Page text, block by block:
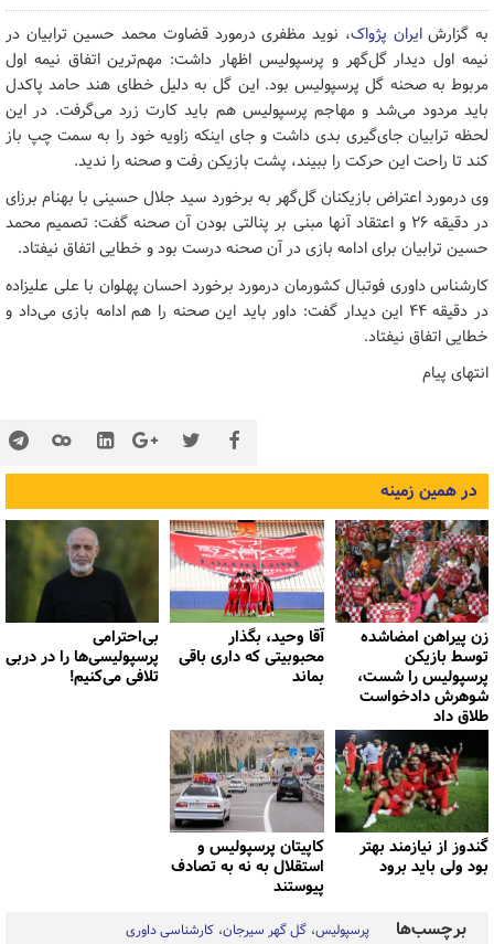
به گزارشایران پژواک، نوید مظفری درمورد قضاوت محمد حسین ترابیان در
نیمه اول دیدار گل‌گهر و پرسپولیس اظهار داشت: مهم‌ترین اتفاق نیمه اول
مربوط به صحنه گل پرسپولیس بود. این گل به دلیل خطای هند حامد پاکدل
باید مردود می‌شد و مهاجم پرسپولیس هم باید کارت زرد می‌گرفت. در این
لحظه ترابیان جای‌گیری بدی داشت و جای اینکه زاویه خود را به سمت چپ باز
کند تا راحت این حرکت را ببیند، پشت بازیکن رفت و صحنه را ندید.
وی درمورد اعتراض بازیکنان گل‌گهر به برخورد سید جلال حسینی با بهنام برزای
در دقیقه 26 و اعتقاد آنها مبنی بر پنالتی بودن آن صحنه گفت: تصمیم محمد
حسین ترابیان برای ادامه بازی در آن صحنه درست بود و خطایی اتفاق نیفتاد.
کارشناس داوری فوتبال کشورمان درمورد برخورد احسان پهلوان با علی علیزاده
در دقیقه 44 این دیدار گفت: داور باید این صحنه را هم ادامه بازی می‌داد و
خطایی اتفاق نیفتاد.
انتهای پیام
در همین زمینه
زن پیراهن امضاشده
توسط بازیکن
پرسپولیس را شست،
شوهرش دادخواست
طلاق داد
آقا وحید، بگذار
محبوبیتی که داری باقی
بماند
بی‌احترامی
پرسپولیسی‌ها را در دربی
تلافی می‌کنیم!
گندوز از نیازمند بهتر
بود ولی باید برود
کاپیتان پرسپولیس و
استقلال به نه به تصادف
پیوستند
برچسب‌ها پرسپولیس گل گهر سیرجان کارشناسی داوری